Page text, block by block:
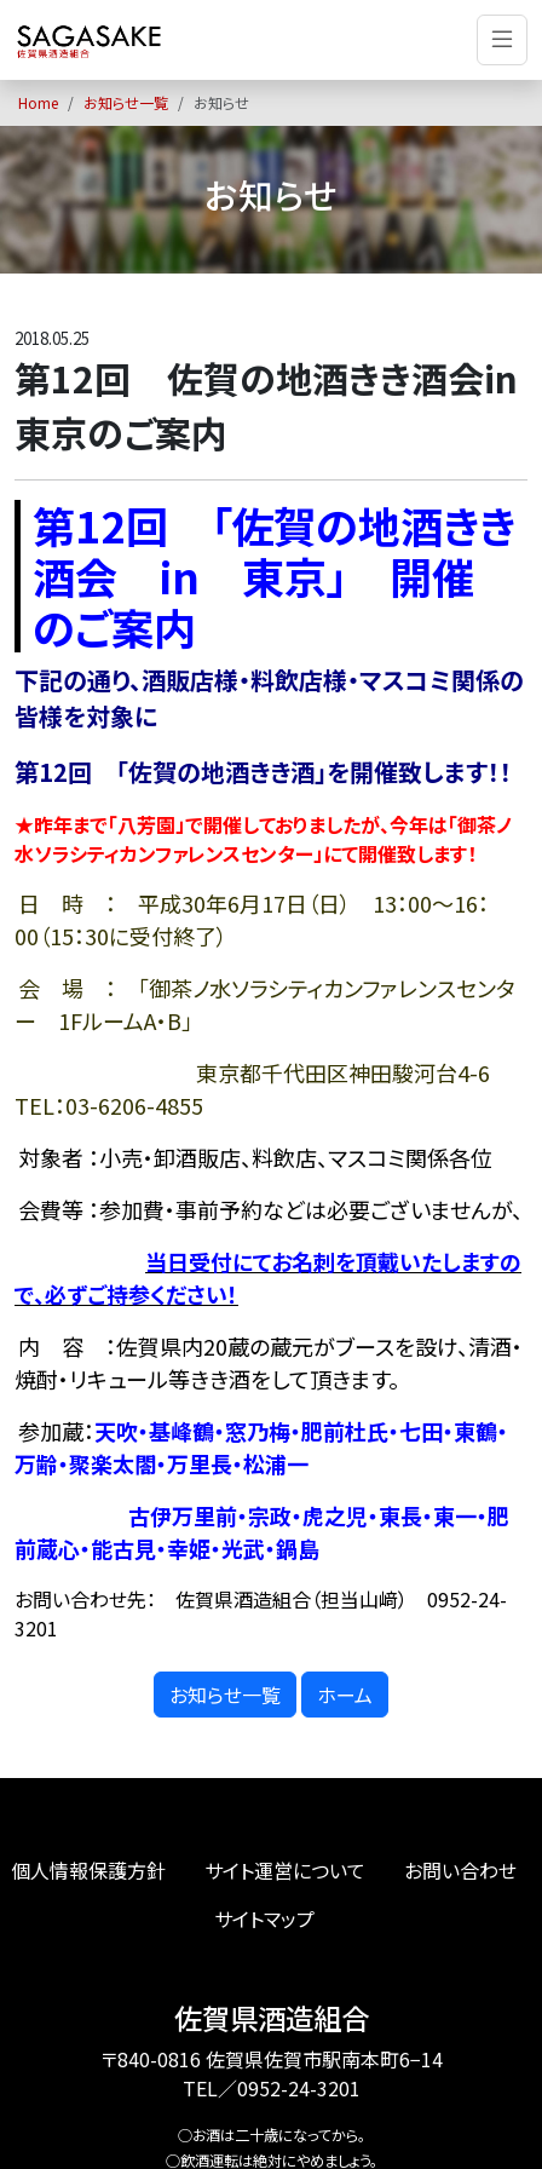
Home お知らせ一覧 お知らせ
お知らせ
2018.05.25
第12回 佐賀の地酒きき酒会in
東京のご案内
第12回 「佐賀の地酒きき
酒会 in 東京」 開催
のご案内
下記の通り、酒販店様・料飲店様・マスコミ関係の
皆様を対象に
第12回 「佐賀の地酒きき酒」を開催致します！！
★昨年まで「八芳園」で開催しておりましたが、今年は「御茶ノ
水ソラシティカンファレンスセンター」にて開催致します！
日 時 ： 平成30年6月17日（日） 13：00～16：
00（15：30に受付終了）
会 場 ： 「御茶ノ水ソラシティカンファレンスセンタ
ー 1FルームA・B」
東京都千代田区神田駿河台4-6
TEL：03-6206-4855
対象者 ：小売・卸酒販店、料飲店、マスコミ関係各位
会費等 ：参加費・事前予約などは必要ございませんが、
当日受付にてお名刺を頂戴いたしますの
で、必ずご持参ください！
内 容 ：佐賀県内20蔵の蔵元がブースを設け、清酒・
焼酎・リキュール等きき酒をして頂きます。
参加蔵：天吹・基峰鶴・窓乃梅・肥前杜氏・七田・東鶴・
万齢・聚楽太閤・万里長・松浦一
古伊万里前・宗政・虎之児・東長・東一・肥
前蔵心・能古見・幸姫・光武・鍋島
お問い合わせ先： 佐賀県酒造組合（担当山﨑） 0952-24-
3201
お知らせ一覧 ホーム
個人情報保護方針 サイト運営について
お問い合わせ
サイトマップ
佐賀県酒造組合
〒840-0816 佐賀県佐賀市駅南本町6−14
TEL／0952-24-3201
○お酒は二十歳になってから。
○飲酒運転は絶対にやめましょう。